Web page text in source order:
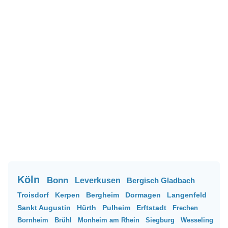
Köln Bonn Leverkusen Bergisch Gladbach
Troisdorf Kerpen Bergheim Dormagen
Langenfeld
Sankt Augustin
Hürth Pulheim Erftstadt
Frechen
Bornheim
Brühl Monheim am Rhein Siegburg
Wesseling